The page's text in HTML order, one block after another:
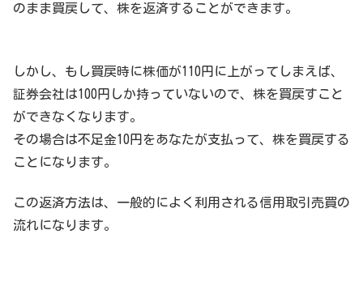
のまま買戻して、株を返済することができます。
しかし、もし買戻時に株価が110円に上がってしまえば、
証券会社は100円しか持っていないので、株を買戻すこと
ができなくなります。
その場合は不足金10円をあなたが支払って、株を買戻する
ことになります。
この返済方法は、一般的によく利用される信用取引売買の
流れになります。